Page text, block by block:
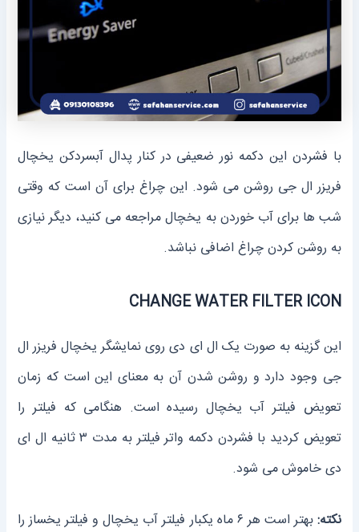
با فشردن این دکمه نور ضعیفی در کنار پدال آبسردکن یخچال
فریزر ال جی روشن می شود. این چراغ برای آن است که وقتی
شب ها برای آب خوردن به یخچال مراجعه می کنید، دیگر نیازی
به روشن کردن چراغ اضافی نباشد.
CHANGE WATER FILTER ICON
این گزینه به صورت یک ال ای دی روی نمایشگر یخچال فریزر ال
جی وجود دارد و روشن شدن آن به معنای این است که زمان
تعویض فیلتر آب یخچال رسیده است. هنگامی که فیلتر را
تعویض کردید با فشردن دکمه واتر فیلتر به مدت ۳ ثانیه ال ای
دی خاموش می شود.
نکته:
بهتر است هر ۶ ماه یکبار فیلتر آب یخچال و فیلتر یخساز را